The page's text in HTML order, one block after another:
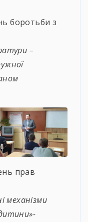
боротьби з
–
прав
механізми